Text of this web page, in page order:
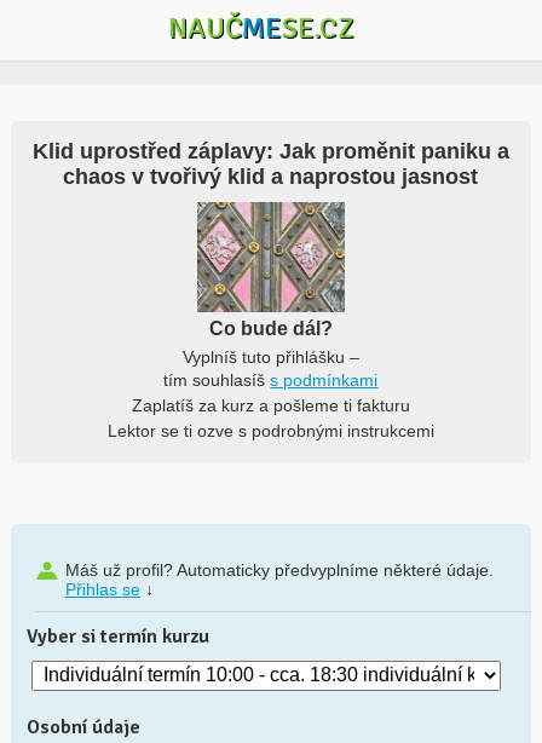
NAUČMESE.CZ
Klid uprostřed záplavy: Jak proměnit paniku a
chaos v tvořivý klid a naprostou jasnost
Co bude dál?
Vyplníš tuto přihlášku –
tím souhlasíšs podmínkami
Zaplatíš za kurz a pošleme ti fakturu
Lektor se ti ozve s podrobnými instrukcemi
Máš už profil? Automaticky předvyplníme některé údaje.
Přihlas se↓
Vyber si termín kurzu
Osobní údaje